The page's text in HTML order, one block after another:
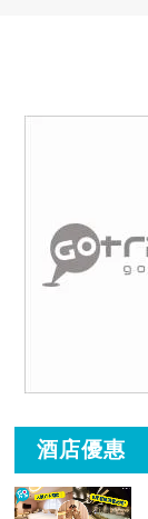
酒店優惠